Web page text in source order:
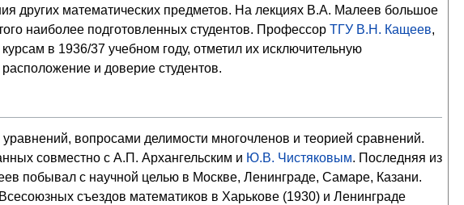
других математических предметов. На лекциях В.А. Малеев большое
наиболее подготовленных студентов. Профессор ТГУ В.Н. Кащеев,
в 1936/37 учебном году, отметил их исключительную
и доверие студентов.
вопросами делимости многочленов и теорией сравнений.
совместно с А.П. Архангельским и Ю.В. Чистяковым. Последняя из
побывал с научной целью в Москве, Ленинграде, Самаре, Казани.
съездов математиков в Харькове (1930) и Ленинграде